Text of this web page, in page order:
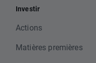
Investir
Actions
Matières premières